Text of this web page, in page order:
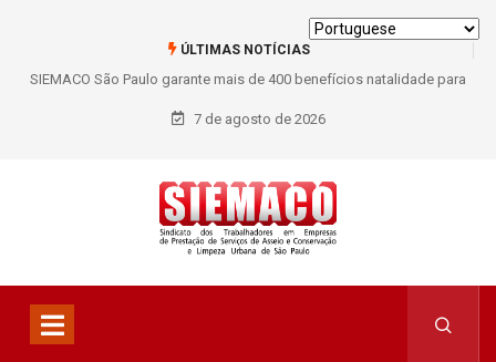
ÚLTIMAS NOTÍCIAS
SIEMACO São Paulo garante mais de 400 benefícios natalidade para
trabalhadores do Asseio em 2026
7 de agosto de 2026